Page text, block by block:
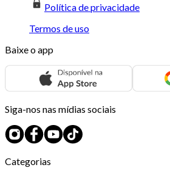
Política de privacidade
Termos de uso
Baixe o app
Siga-nos nas mídias sociais
Categorias